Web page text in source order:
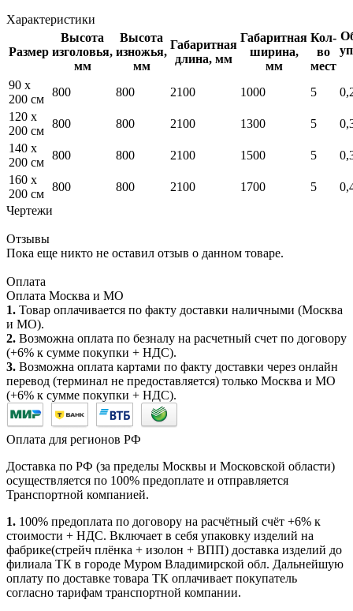
Характеристики
Размер
Высота
изголовья,
мм
Высота
изножья,
мм
Габаритная
длина, мм
Габаритная
ширина,
мм
Кол-
во
мест
90 x
200 см
800 800 2100 1000 5
120 x
200 см
800 800 2100 1300 5
140 x
200 см
800 800 2100 1500 5
160 x
200 см
800 800 2100 1700 5
Чертежи
Отзывы
Пока еще никто не оставил отзыв о данном товаре.
Оплата
Оплата Москва и МО
1. Товар оплачивается по факту доставки наличными (Москва
и МО).
2. Возможна оплата по безналу на расчетный счет по договору
(+6% к сумме покупки + НДС).
3. Возможна оплата картами по факту доставки через онлайн
перевод (терминал не предоставляется) только Москва и МО
(+6% к сумме покупки + НДС).
Оплата для регионов РФ
Доставка по РФ (за пределы Москвы и Московской области)
осуществляется по 100% предоплате и отправляется
Транспортной компанией.
1. 100% предоплата по договору на расчётный счёт +6% к
стоимости + НДС. Включает в себя упаковку изделий на
фабрике(стрейч плёнка + изолон + ВПП) доставка изделий до
филиала ТК в городе Муром Владимирской обл. Дальнейшую
оплату по доставке товара ТК оплачивает покупатель
согласно тарифам транспортной компании.